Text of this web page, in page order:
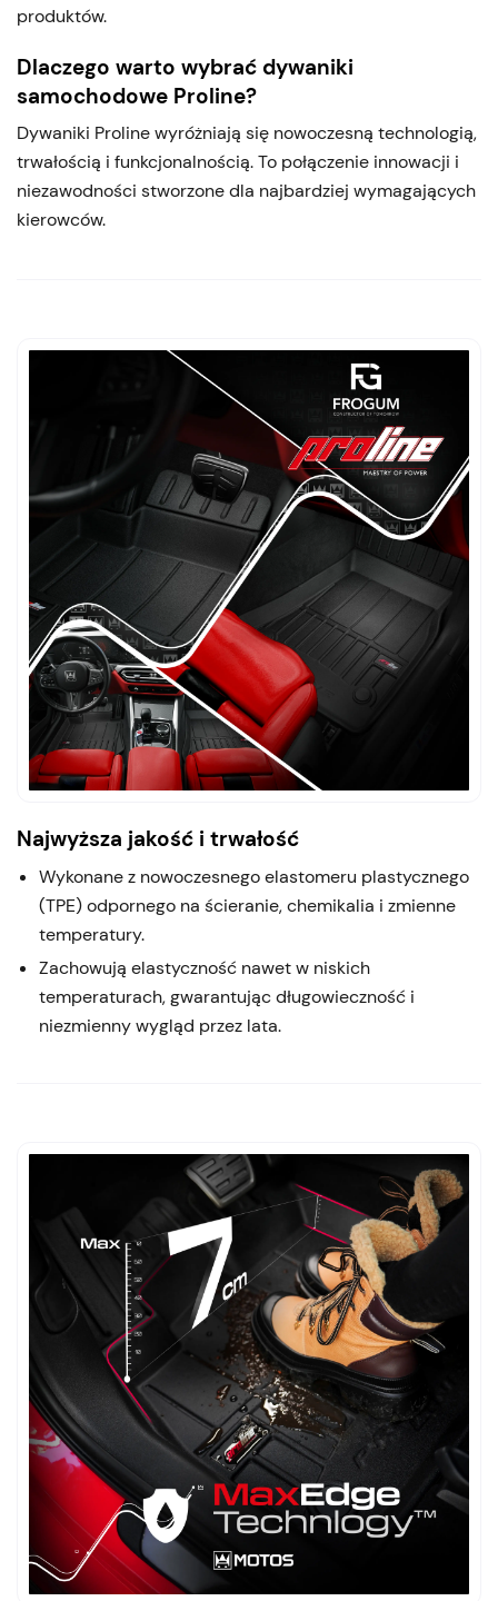
produktów.
Dlaczego warto wybrać dywaniki
samochodowe Proline?
Dywaniki Proline wyróżniają się nowoczesną technologią,
trwałością i funkcjonalnością. To połączenie innowacji i
niezawodności stworzone dla najbardziej wymagających
kierowców.
Najwyższa jakość i trwałość
Wykonane z nowoczesnego elastomeru plastycznego
(TPE) odpornego na ścieranie, chemikalia i zmienne
temperatury.
Zachowują elastyczność nawet w niskich
temperaturach, gwarantując długowieczność i
niezmienny wygląd przez lata.